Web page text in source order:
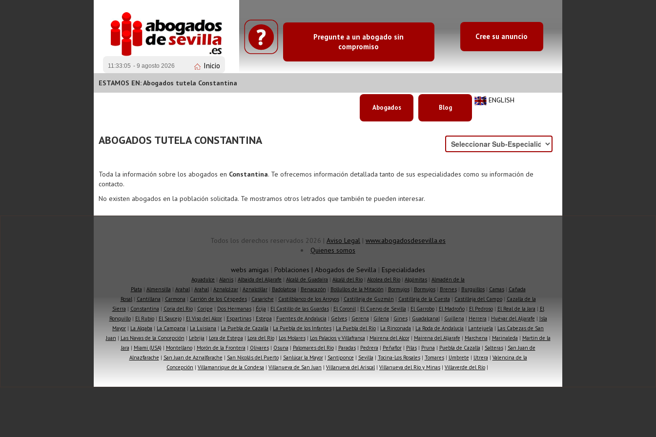
11:33:05 - 9 agosto 2026 Inicio
Pregunte a un abogado sin
compromiso
Cree su anuncio
ESTAMOS EN: Abogados tutela Constantina
ENGLISH
Abogados Blog
ABOGADOS TUTELA CONSTANTINA
Toda la información sobre los abogados en Constantina. Te ofrecemos información detallada tanto de sus especialidades como su información de
contacto.
No existen abogados en la población solicitada. Te mostramos otros letrados que también te pueden interesar.
Todos los derechos reservados 2026 | Aviso Legal | www.abogadosdesevilla.es
Quienes somos
webs amigas | Poblaciones | Abogados de Sevilla | Especialidades
Aguadulce | Alanis | Albaida del Aljarafe | Alcalá de Guadaíra | Alcalá del Río | Alcolea del Río | Algámitas | Almadén de la
Plata | Almensilla | Arahal| Arahal| Aznalcázar| Aznalcóllar| Badolatosa | Benacazón | Bollullos de la Mitación | Bormujos| Bormujos| Brenes| Burguillos| Camas| Cañada
Rosal| Cantillana | Carmona | Carrión de los Céspedes| Casariche | Castilblanco de los Arroyos| Castilleja de Guzmán | Castilleja de la Cuesta | Castilleja del Campo| Cazalla de la
Sierra | Constantina | Coria del Río| Coripe | Dos Hermanas| Écija | El Castillo de las Guardas| El Coronil| El Cuervo de Sevilla | El Garrobo| El Madroño| El Pedroso| El Real de la Jara | El
Ronquillo| El Rubio| El Saucejo| El Viso del Alcor| Espartinas| Estepa | Fuentes de Andalucía | Gelves| Gerena | Gilena | Gines| Guadalcanal| Guillena | Herrera | Huévar del Aljarafe | Isla
Mayor | La Algaba | La Campana | La Luisiana | La Puebla de Cazalla | La Puebla de los Infantes | La Puebla del Río | La Rinconada | La Roda de Andalucía | Lantejuela | Las Cabezas de San
Juan | Las Navas de la Concepción | Lebrija | Lora de Estepa | Lora del Río| Los Molares| Los Palacios y Villafranca | Mairena del Alcor| Mairena del Aljarafe | Marchena | Marinaleda | Martin de la
Jara | Miami (USA) | Montellano| Morón de la Frontera | Olivares| Osuna | Palomares del Río| Paradas| Pedrera | Peñaflor| Pilas| Pruna | Puebla de Cazalla | Salteras| San Juan de
Alnazfarache | San Juan de Aznalfarache | San Nicolás del Puerto| Sanlúcar la Mayor| Santiponce | Sevilla | Tocina-Los Rosales| Tomares| Umbrete | Utrera | Valencina de la
Concepción | Villamanrique de la Condesa | Villanueva de San Juan | Villanueva del Ariscal| Villanueva del Río y Minas | Villaverde del Río |